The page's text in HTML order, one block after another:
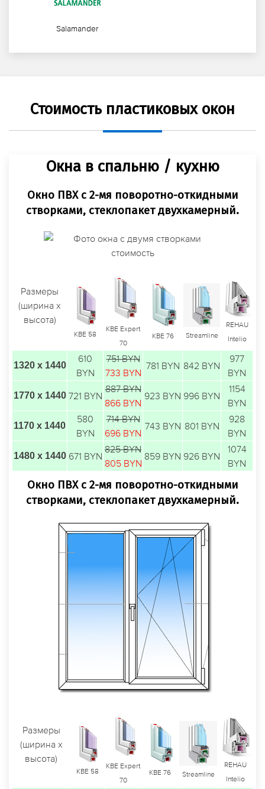
Salamander
Стоимость пластиковых окон
Окна в спальню / кухню
Окно ПВХ с 2-мя поворотно-откидными
створками, стеклопакет двухкамерный.
Размеры
(ширина х
высота)
KBE 58
KBE Expert
70
KBE 76 Streamline
REHAU
Intelio
1320 х 1440
610
BYN
751 BYN
733 BYN
781 BYN 842 BYN
977
BYN
1770 х 1440 721 BYN
887 BYN
866 BYN
923 BYN 996 BYN
1154
BYN
1170 х 1440
580
BYN
714 BYN
696 BYN
743 BYN 801 BYN
928
BYN
1480 х 1440 671 BYN
825 BYN
805 BYN
859 BYN 926 BYN
1074
BYN
Окно ПВХ с 2-мя поворотно-откидными
створками, стеклопакет двухкамерный.
Размеры
(ширина х
высота)
KBE 58
KBE Expert
70
KBE 76 Streamline
REHAU
Intelio